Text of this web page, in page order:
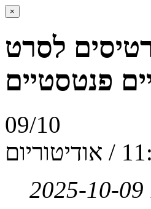
×
לסרט
פנטסטיים
09/10
2025-10-09